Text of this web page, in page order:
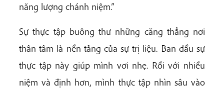
năng lượng chánh niệm.”
Sự thực tập buông thư những căng thẳng nơi
thân tâm là nền tảng của sự trị liệu. Ban đầu sự
thực tập này giúp mình vơi nhẹ. Rồi với nhiều
niệm và định hơn, mình thực tập nhìn sâu vào